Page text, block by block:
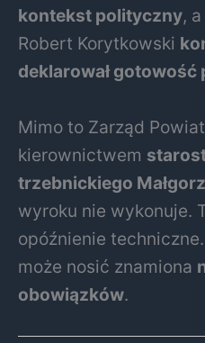
kontekst polityczny,
Robert Korytkowski
deklarował
Mimo to Zarząd
kierownictwem
trzebnickiego
wyroku nie wykonuje.
opóźnienie
może nosić znamiona
obowiązków.